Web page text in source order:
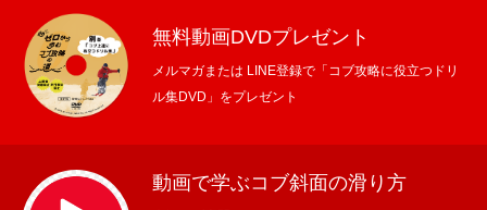
無料動画DVDプレゼント
メルマガまたは LINE登録で「コブ攻略に役立つドリ
ル集DVD」をプレゼント
動画で学ぶコブ斜面の滑り方